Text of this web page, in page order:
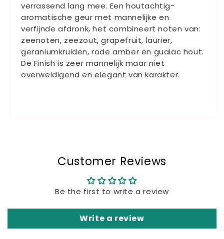
verrassend lang mee. Een houtachtig-
aromatische geur met mannelijke en
verfijnde afdronk, het combineert noten van:
zeenoten, zeezout, grapefruit, laurier,
geraniumkruiden, rode amber en guaiac hout.
De Finish is zeer mannelijk maar niet
overweldigend en elegant van karakter.
Customer Reviews
Be the first to write a review
Write a review